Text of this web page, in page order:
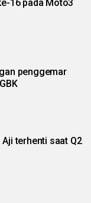
16 pada Moto3
penggemar
terhenti saat Q2